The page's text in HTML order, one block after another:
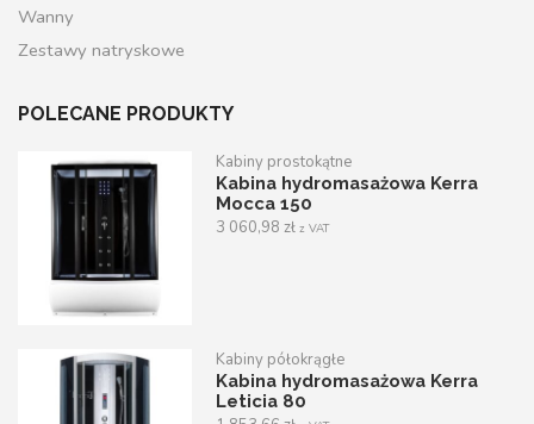
Wanny
Zestawy natryskowe
POLECANE PRODUKTY
Kabiny prostokątne
Kabina hydromasażowa Kerra
Mocca 150
3 060,98zł z VAT
Kabiny półokrągłe
Kabina hydromasażowa Kerra
Leticia 80